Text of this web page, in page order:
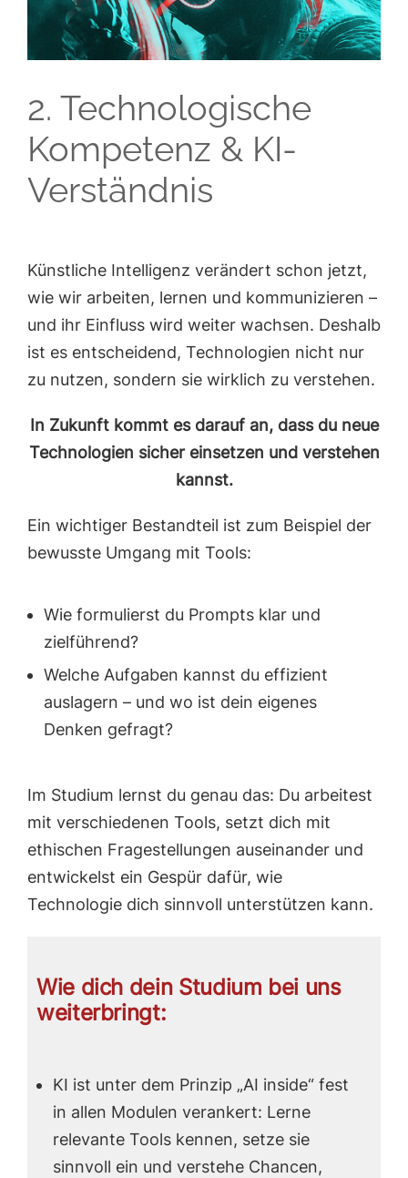
2. Technologische
Kompetenz & KI-
Verständnis
Künstliche Intelligenz verändert schon jetzt,
wie wir arbeiten, lernen und kommunizieren –
und ihr Einfluss wird weiter wachsen. Deshalb
ist es entscheidend, Technologien nicht nur
zu nutzen, sondern sie wirklich zu verstehen.
In Zukunft kommt es darauf an, dass du neue
Technologien sicher einsetzen und verstehen
kannst.
Ein wichtiger Bestandteil ist zum Beispiel der
bewusste Umgang mit Tools:
Wie formulierst du Prompts klar und
zielführend?
Welche Aufgaben kannst du effizient
auslagern – und wo ist dein eigenes
Denken gefragt?
Im Studium lernst du genau das: Du arbeitest
mit verschiedenen Tools, setzt dich mit
ethischen Fragestellungen auseinander und
entwickelst ein Gespür dafür, wie
Technologie dich sinnvoll unterstützen kann.
Wie dich dein Studium bei uns
weiterbringt:
KI ist unter dem Prinzip „AI inside“ fest
in allen Modulen verankert: Lerne
relevante Tools kennen, setze sie
sinnvoll ein und verstehe Chancen,